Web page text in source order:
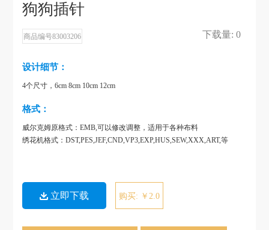
狗狗插针
下载量: 0
商品编号83003206
设计细节：
4个尺寸，6cm 8cm 10cm 12cm
格式：
威尔克姆原格式：EMB,可以修改调整，适用于各种布料
绣花机格式：DST,PES,JEF,CND,VP3,EXP,HUS,SEW,XXX,ART,等
立即下载 购买: ￥2.0